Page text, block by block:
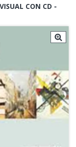
CON CD -